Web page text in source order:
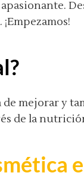
¡Empezamos!
de mejorar y
de la